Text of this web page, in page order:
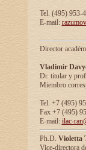
Tel. (495) 953-
E-mail:
Director
Vladimir
Dr. titular y
Miembro
Tel. +7 (495)
Fax +7 (495)
E-mail: ilac-
Ph.D. Violetta
Vice-directora